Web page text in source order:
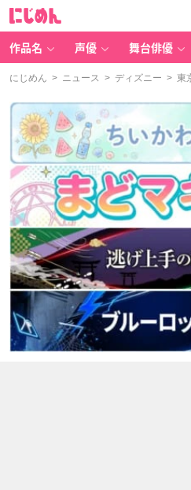
作品名 声優 舞台俳優
にじめん > ニュース > ディズニー > 東